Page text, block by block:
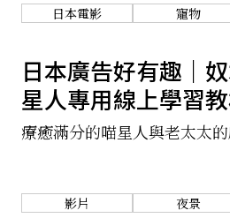
旅行團的傢伙，或許這篇自
日本電影 寵物
日本廣告好有趣｜
星人專用線上學習
療癒滿分的喵星人與老太太
影片 夜景